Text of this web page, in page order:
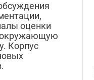
оценки
окружающую
Корпус